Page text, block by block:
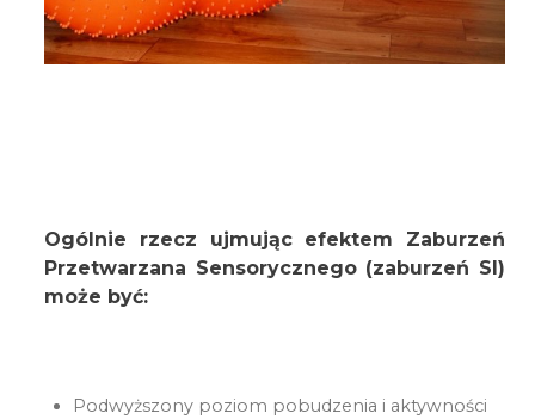
Ogólnie rzecz ujmując efektem Zaburzeń
Przetwarzana Sensorycznego (zaburzeń SI)
może być:
Podwyższony poziom pobudzenia i aktywności